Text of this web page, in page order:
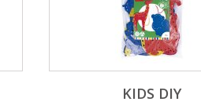
KIDS DIY